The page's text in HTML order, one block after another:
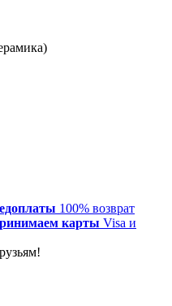
100% возврат
карты Visa и